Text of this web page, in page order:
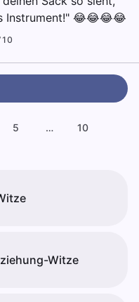
Instrument!" 😂😂😂😂
5 … 10
Witze